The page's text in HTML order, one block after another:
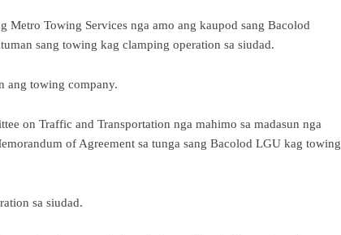
Metro Towing Services nga amo ang kaupod sang Bacolod
sang towing kag clamping operation sa siudad.
ang towing company.
on Traffic and Transportation nga mahimo sa madasun nga
of Agreement sa tunga sang Bacolod LGU kag towing
sa siudad.